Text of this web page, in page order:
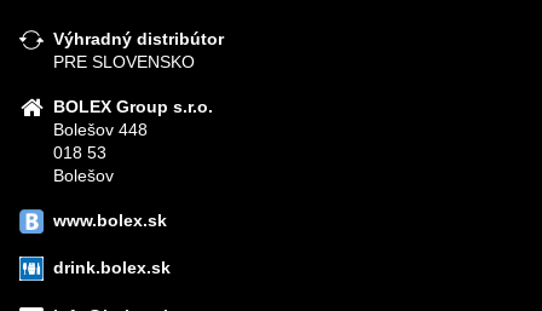
Výhradný distribútor
PRE SLOVENSKO
BOLEX Group s.r.o.
Bolešov 448
018 53
Bolešov
www.bolex.sk
drink.bolex.sk